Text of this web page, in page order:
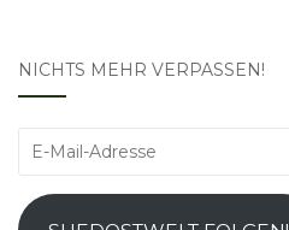
NICHTS MEHR VERPASSEN!
E-
Adresse